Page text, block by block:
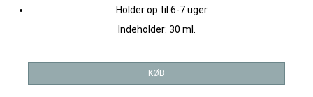
Holder op til 6-7 uger.
Indeholder: 30 ml.
KØB